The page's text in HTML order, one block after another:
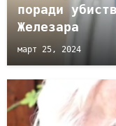
поради
Железара
март 25, 2024